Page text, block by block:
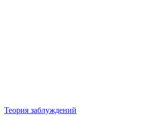
Теория заблуждений